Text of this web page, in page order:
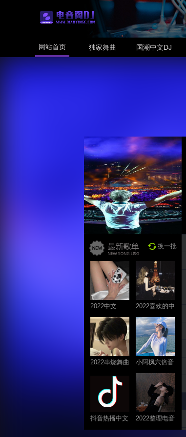
网站首页 独家舞曲 国潮中文DJ
换一批
2022中文
ProgHouse歌
曲
2022喜欢的中
文DJ舞曲
2022串烧舞曲
小阿枫六倍音
质系列 车载
抖音热播中文
系列
2022整理电音
系列